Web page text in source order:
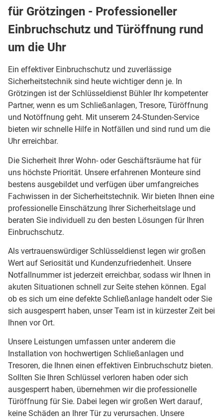
für Grötzingen - Professioneller
Einbruchschutz und Türöffnung rund
um die Uhr
Ein effektiver Einbruchschutz und zuverlässige
Sicherheitstechnik sind heute wichtiger denn je. In
Grötzingen ist der Schlüsseldienst Bühler Ihr kompetenter
Partner, wenn es um Schließanlagen, Tresore, Türöffnung
und Notöffnung geht. Mit unserem 24-Stunden-Service
bieten wir schnelle Hilfe in Notfällen und sind rund um die
Uhr erreichbar.
Die Sicherheit Ihrer Wohn- oder Geschäftsräume hat für
uns höchste Priorität. Unsere erfahrenen Monteure sind
bestens ausgebildet und verfügen über umfangreiches
Fachwissen in der Sicherheitstechnik. Wir bieten Ihnen eine
professionelle Einschätzung Ihrer Sicherheitslage und
beraten Sie individuell zu den besten Lösungen für Ihren
Einbruchschutz.
Als vertrauenswürdiger Schlüsseldienst legen wir großen
Wert auf Seriosität und Kundenzufriedenheit. Unsere
Notfallnummer ist jederzeit erreichbar, sodass wir Ihnen in
akuten Situationen schnell zur Seite stehen können. Egal
ob es sich um eine defekte Schließanlage handelt oder Sie
sich ausgesperrt haben, unser Team ist in kürzester Zeit bei
Ihnen vor Ort.
Unsere Leistungen umfassen unter anderem die
Installation von hochwertigen Schließanlagen und
Tresoren, die Ihnen einen effektiven Einbruchschutz bieten.
Sollten Sie Ihren Schlüssel verloren haben oder sich
ausgesperrt haben, übernehmen wir die professionelle
Türöffnung für Sie. Dabei legen wir großen Wert darauf,
keine Schäden an Ihrer Tür zu verursachen. Unsere